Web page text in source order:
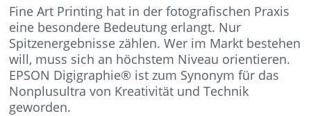
Fine Art Printing hat in der fotografischen Praxis
eine besondere Bedeutung erlangt. Nur
Spitzenergebnisse zählen. Wer im Markt bestehen
will, muss sich an höchstem Niveau orientieren.
EPSON Digigraphie® ist zum Synonym für das
Nonplusultra von Kreativität und Technik
geworden.